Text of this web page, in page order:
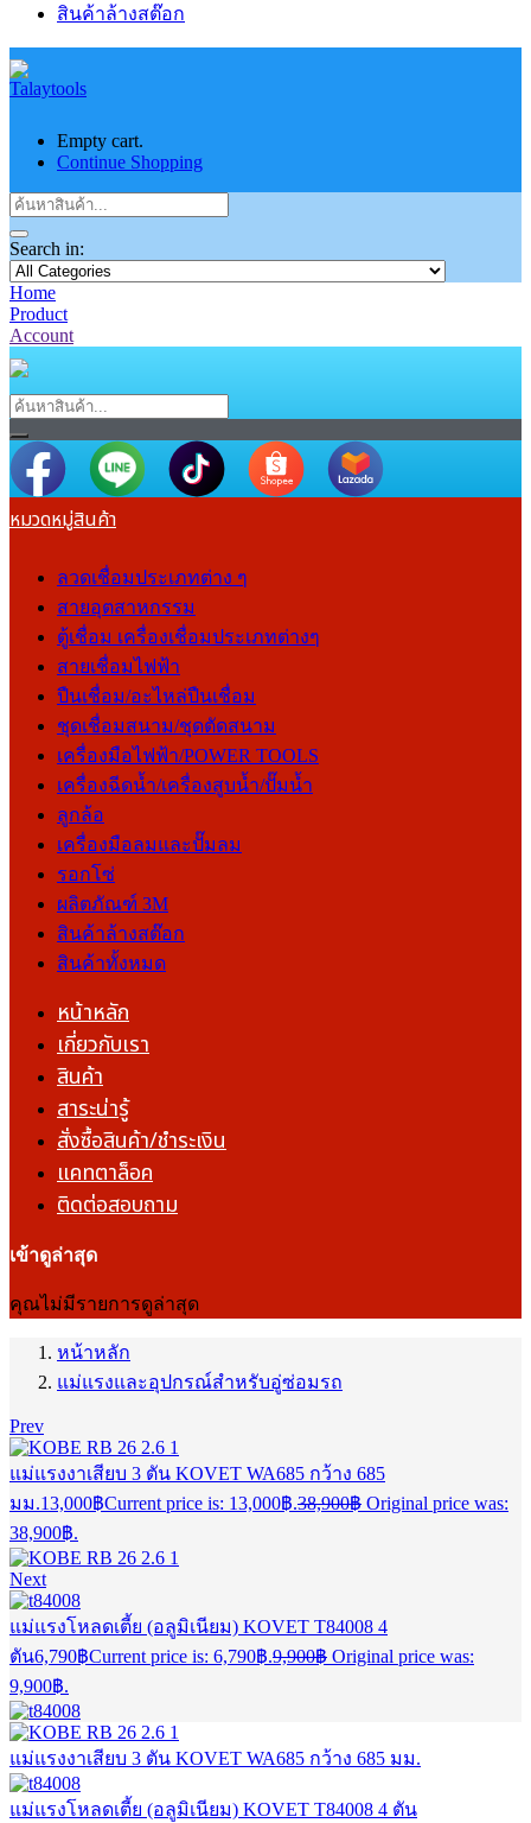
สินค้าล้างสต๊อก
Empty cart.
Continue Shopping
Search in:
Home
Product
Account
หมวดหมู่สินค้า
ลวดเชื่อมประเภทต่าง ๆ
สายอุตสาหกรรม
ตู้เชื่อม เครื่องเชื่อมประเภทต่างๆ
สายเชื่อมไฟฟ้า
ปืนเชื่อม/อะไหล่ปืนเชื่อม
ชุดเชื่อมสนาม/ชุดตัดสนาม
เครื่องมือไฟฟ้า/POWER TOOLS
เครื่องฉีดน้ำ/เครื่องสูบน้ำ/ปั๊มน้ำ
ลูกล้อ
เครื่องมือลมและปั๊มลม
รอกโซ่
ผลิตภัณฑ์ 3M
สินค้าล้างสต๊อก
สินค้าทั้งหมด
หน้าหลัก
เกี่ยวกับเรา
สินค้า
สาระน่ารู้
สั่งซื้อสินค้า/ชำระเงิน
แคทตาล็อค
ติดต่อสอบถาม
เข้าดูล่าสุด
คุณไม่มีรายการดูล่าสุด
หน้าหลัก
แม่แรงและอุปกรณ์สำหรับอู่ซ่อมรถ
Prev
แม่แรงงาเสียบ 3 ตัน KOVET WA685 กว้าง 685
มม.13,000฿Current price is: 13,000฿.38,900฿ Original price was:
38,900฿.
Next
แม่แรงโหลดเตี้ย (อลูมิเนียม) KOVET T84008 4
ตัน6,790฿Current price is: 6,790฿.9,900฿ Original price was:
9,900฿.
แม่แรงงาเสียบ 3 ตัน KOVET WA685 กว้าง 685 มม.
แม่แรงโหลดเตี้ย (อลูมิเนียม) KOVET T84008 4 ตัน